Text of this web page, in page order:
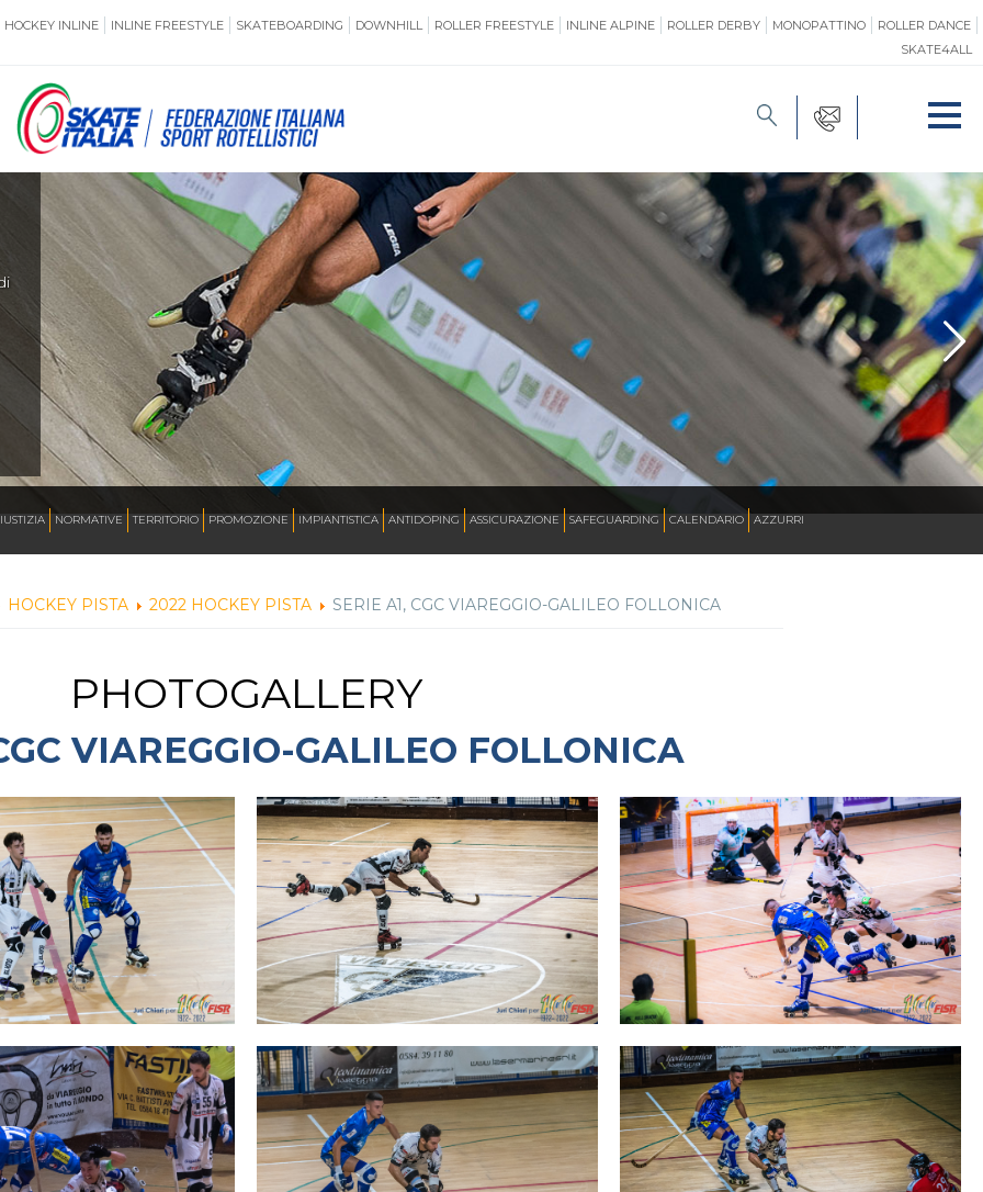
HOCKEY INLINE INLINE FREESTYLE SKATEBOARDING DOWNHILL ROLLER FREESTYLE INLINE ALPINE ROLLER DERBY MONOPATTINO
ROLLER DANCE
SKATE4ALL
NORMATIVE TERRITORIO PROMOZIONE IMPIANTISTICA ANTIDOPING ASSICURAZIONE SAFEGUARDING CALENDARIO AZZURRI
HOCKEY PISTA 2022 HOCKEY PISTA SERIE A1, CGC VIAREGGIO-GALILEO FOLLONICA
PHOTOGALLERY
VIAREGGIO-GALILEO FOLLONICA
FORMAZIONE
TERRITORIO PROMOZIONE
ASSICURAZIONE SAFEGUARDING
AZZURRI
CORSA
ROLLER FREESTYLE INLINE ALPINE
MONOPATTINO ROLLER DANCE
SKATE4ALL
Ricerca Impianti Feed Photogallery Privacy Policy Cookie policy